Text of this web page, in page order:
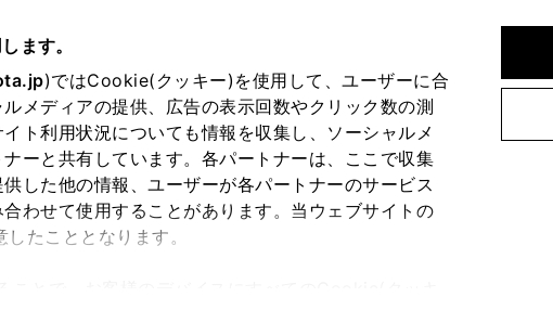
ます。
)ではCookie(クッキー)を使用して、ユーザーに合
メディアの提供、広告の表示回数やクリック数の測
ト利用状況についても情報を収集し、ソーシャルメ
ーと共有しています。各パートナーは、ここで収集
した他の情報、ユーザーが各パートナーのサービス
わせて使用することがあります。当ウェブサイトの
たこととなります。
に入り 保存した見積り